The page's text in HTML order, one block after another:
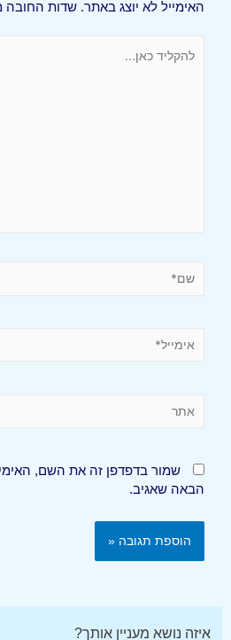
האימייל לא יוצג באתר. שדות החובה
שמור בדפדפן זה את השם,
הבאה שאגיב.
איזה נושא מעניין אותך?